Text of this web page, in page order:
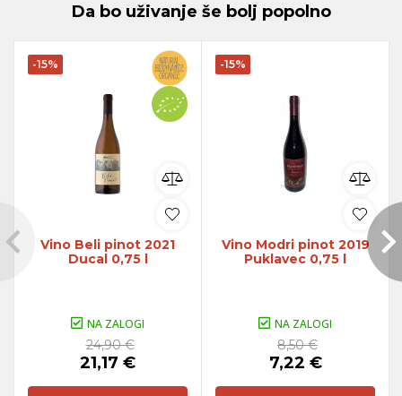
Da bo uživanje še bolj popolno
-15%
Vino Beli pinot 2021
Ducal 0,75 l
NA ZALOGI
24,90 €
21,17 €
-15%
Vino Modri pinot 2019
Puklavec 0,75 l
NA ZALOGI
8,50 €
7,22 €